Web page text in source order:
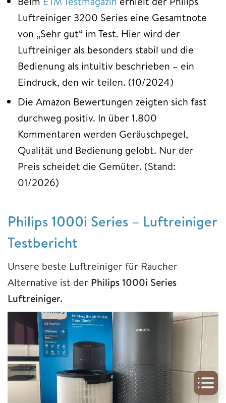
Luftreiniger 3200 Series eine Gesamtnote
von „Sehr gut“ im Test. Hier wird der
Luftreiniger als besonders stabil und die
Bedienung als intuitiv beschrieben – ein
Eindruck, den wir teilen. (10/2024)
Die Amazon Bewertungen zeigten sich fast
durchweg positiv. In über 1.800
Kommentaren werden Geräuschpegel,
Qualität und Bedienung gelobt. Nur der
Preis scheidet die Gemüter. (Stand:
01/2026)
Philips 1000i Series – Luftreiniger
Testbericht
Unsere beste Luftreiniger für Raucher
Alternative ist der Philips 1000i Series
Luftreiniger.